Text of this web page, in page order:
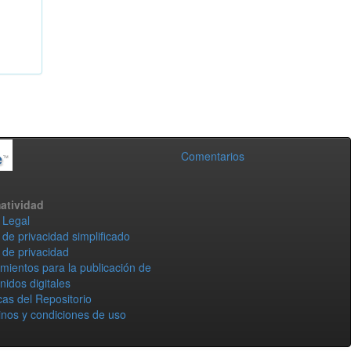
Comentarios
privacidad simplificado
privacidad
para la publicación de
digitales
del Repositorio
y condiciones de uso